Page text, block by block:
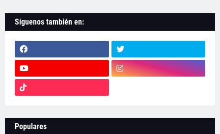
Síguenos también en:
Populares